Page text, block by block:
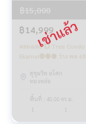
฿15,000
฿14,999
คลองเตย 💥 Tree Condo
Ekamai🔴🟢🟡 ว่าง พค 68
สุขุมวิท อโศก
ทองหล่อ
พื้นที่ : 40.00 ตร.ม.
1 1